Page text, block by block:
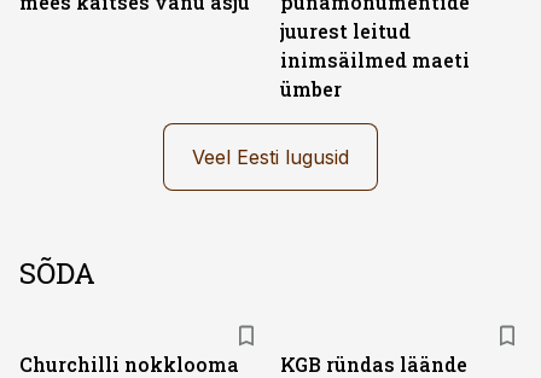
juurest leitud
inimsäilmed maeti
ümber
Veel Eesti lugusid
SÕDA
Churchilli nokklooma
KGB ründas läände